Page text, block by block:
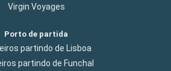
Virgin Voyages
Porto de partida
partindo de Lisboa
partindo de Funchal